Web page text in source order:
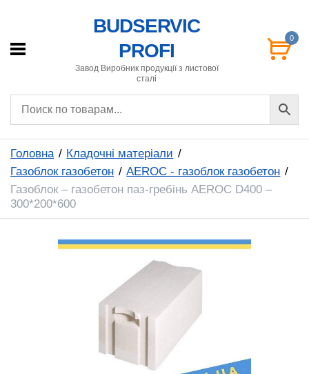
BUDSERVIC
PROFI
Завод Виробник продукції з листової
сталі
0
Головна
Кладочні матеріали
Газоблок газобетон
AEROC - газоблок газобетон
Газоблок – газобетон паз-гребінь AEROC D400 –
300*200*600